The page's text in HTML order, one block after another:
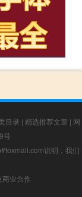
目录 | 精选推荐文章 | 网
号
说明，我们
业合作